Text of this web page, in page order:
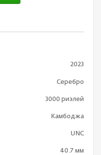
2023
Серебро
3000 риэлей
Камбоджа
UNC
40.7 мм